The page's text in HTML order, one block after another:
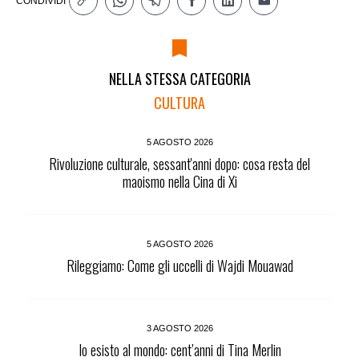
NELLA STESSA CATEGORIA
CULTURA
5 AGOSTO 2026
Rivoluzione culturale, sessant'anni dopo: cosa resta del
maoismo nella Cina di Xi
5 AGOSTO 2026
Rileggiamo: Come gli uccelli di Wajdi Mouawad
3 AGOSTO 2026
Io esisto al mondo: cent’anni di Tina Merlin